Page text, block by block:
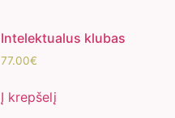
Intelektualus klubas
77.00€
Į krepšelį